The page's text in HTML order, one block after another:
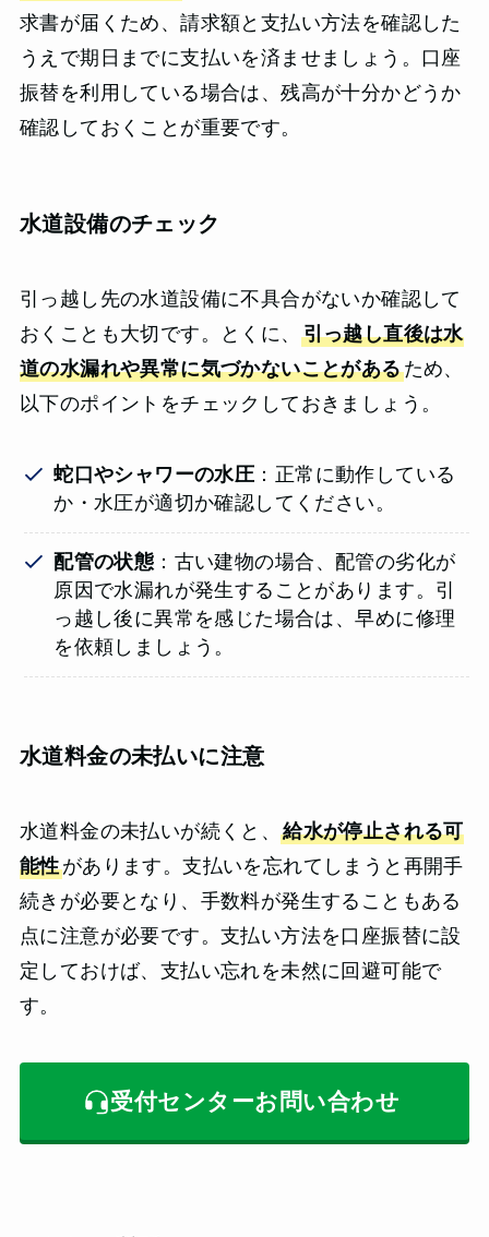
求書が届くため、請求額と支払い方法を確認した
うえで期日までに支払いを済ませましょう。口座
振替を利用している場合は、残高が十分かどうか
確認しておくことが重要です。
水道設備のチェック
引っ越し先の水道設備に不具合がないか確認して
おくことも大切です。とくに、 引っ越し直後は水
道の水漏れや異常に気づかないことがあるため、
以下のポイントをチェックしておきましょう。
蛇口やシャワーの水圧 ：正常に動作している
か・水圧が適切か確認してください。
配管の状態 ：古い建物の場合、配管の劣化が
原因で水漏れが発生することがあります。引
っ越し後に異常を感じた場合は、早めに修理
を依頼しましょう。
水道料金の未払いに注意
水道料金の未払いが続くと、給水が停止される可
能性があります。支払いを忘れてしまうと再開手
続きが必要となり、手数料が発生することもある
点に注意が必要です。支払い方法を口座振替に設
定しておけば、支払い忘れを未然に回避可能で
す。
受付センターお問い合わせ